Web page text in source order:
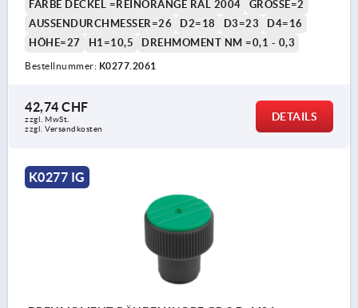
FARBE DECKEL =REINORANGE RAL 2004
GRÖSSE=2
AUSSENDURCHMESSER=26
D2=18 D3=23
D4=16
HÖHE=27
H1=10,5 DREHMOMENT NM =0,1 - 0,3
Bestellnummer: K0277.2061
42,74 CHF
zzgl. MwSt.
zzgl. Versandkosten
DETAILS
K0277 IG